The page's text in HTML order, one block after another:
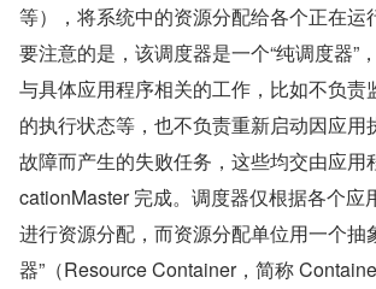
等），将系统中的资源分配给各个正在运
要注意的是，该调度器是一个“纯调度器”
与具体应用程序相关的工作，比如不负责
的执行状态等，也不负责重新启动因应用
故障而产生的失败任务，这些均交由应用
cationMaster 完成。调度器仅根据各个应
进行资源分配，而资源分配单位用一个抽
器”（Resource Container，简称